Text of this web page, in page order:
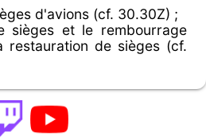
d'avions (cf. 30.30Z) ;
sièges et le rembourrage
restauration de sièges (cf.